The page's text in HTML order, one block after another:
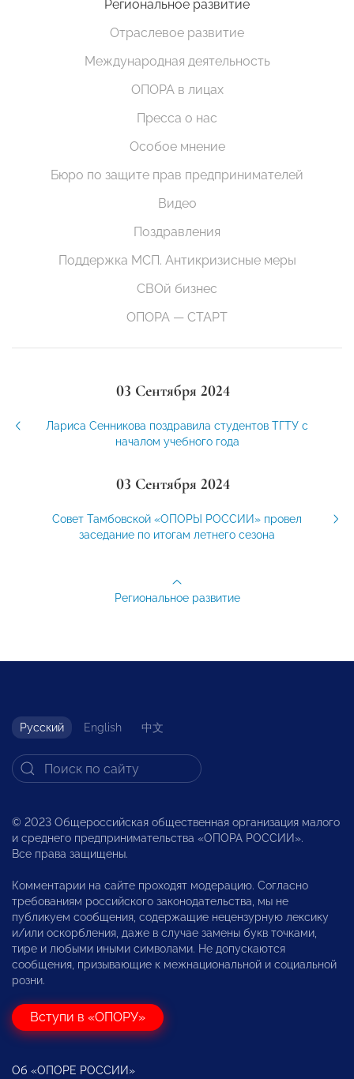
Региональное развитие
Отраслевое развитие
Международная деятельность
ОПОРА в лицах
Пресса о нас
Особое мнение
Бюро по защите прав предпринимателей
Видео
Поздравления
Поддержка МСП. Антикризисные меры
СВОй бизнес
ОПОРА — СТАРТ
03 Сентября 2024
Лариса Сенникова поздравила студентов ТГТУ с
началом учебного года
03 Сентября 2024
Совет Тамбовской «ОПОРЫ РОССИИ» провел
заседание по итогам летнего сезона
Региональное развитие
Русский English 中文
© 2023 Общероссийская общественная организация малого
и среднего предпринимательства «ОПОРА РОССИИ».
Все права защищены.
Комментарии на сайте проходят модерацию. Согласно
требованиям российского законодательства, мы не
публикуем сообщения, содержащие нецензурную лексику
и/или оскорбления, даже в случае замены букв точками,
тире и любыми иными символами. Не допускаются
сообщения, призывающие к межнациональной и социальной
розни.
Вступи в «ОПОРУ»
Об «ОПОРЕ РОССИИ»